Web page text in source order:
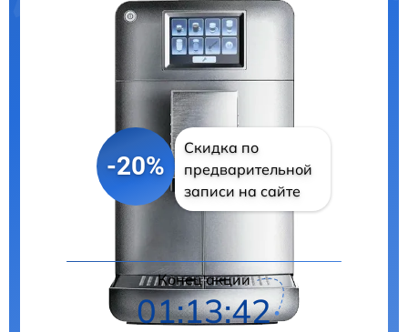
-20%
Скидка по
предварительной
записи на сайте
Конец акции
01:13:41